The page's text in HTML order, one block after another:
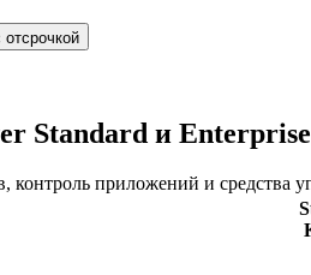
Standard и Enterprise
контроль приложений и